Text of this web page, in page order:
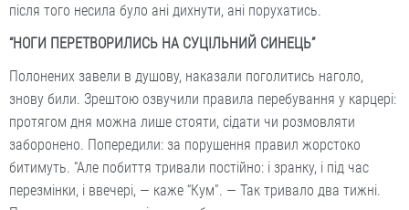
після того несила було ані дихнути, ані порухатись.
“НОГИ ПЕРЕТВОРИЛИСЬ НА СУЦІЛЬНИЙ СИНЕЦЬ”
Полонених завели в душову, наказали поголитись наголо,
знову били. Зрештою озвучили правила перебування у карцері:
протягом дня можна лише стояти, сідати чи розмовляти
заборонено. Попередили: за порушення правил жорстоко
битимуть. “Але побиття тривали постійно: і зранку, і під час
перезмінки, і ввечері, — каже “Кум”. — Так тривало два тижні.